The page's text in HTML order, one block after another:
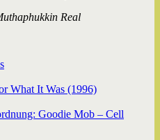
Real
What It Was (1996)
Goodie Mob – Cell